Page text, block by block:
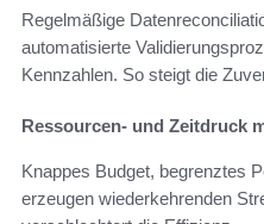
Regelmäßige
automatisierte
Kennzahlen. So steigt die
Ressourcen- und Zeitdruck
Knappes Budget, begrenztes
erzeugen wiederkehrenden